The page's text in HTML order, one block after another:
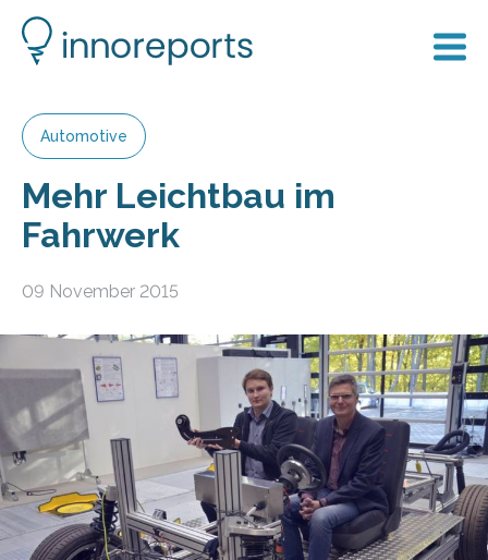
Automotive
Mehr Leichtbau im
Fahrwerk
09 November 2015